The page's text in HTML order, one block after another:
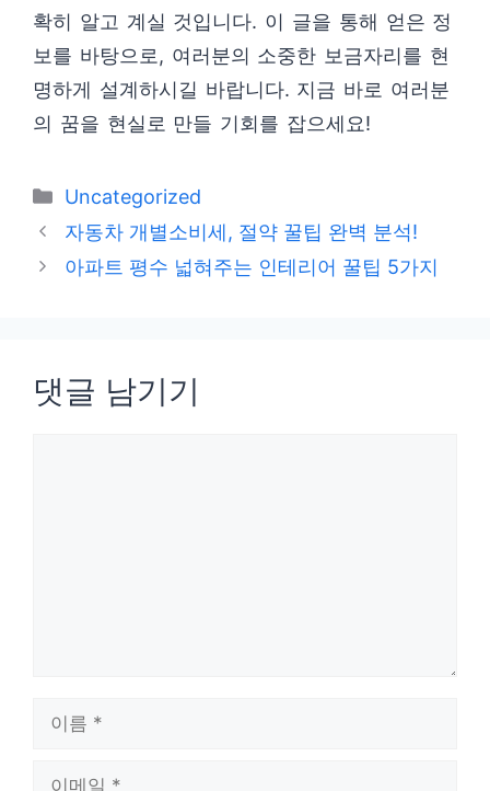
확히 알고 계실 것입니다. 이 글을 통해 얻은 정
보를 바탕으로, 여러분의 소중한 보금자리를 현
명하게 설계하시길 바랍니다. 지금 바로 여러분
의 꿈을 현실로 만들 기회를 잡으세요!
카
테
리
Uncategorized
자동차 개별소비세, 절약 꿀팁 완벽 분석!
아파트 평수 넓혀주는 인테리어 꿀팁 5가지
댓글 남기기